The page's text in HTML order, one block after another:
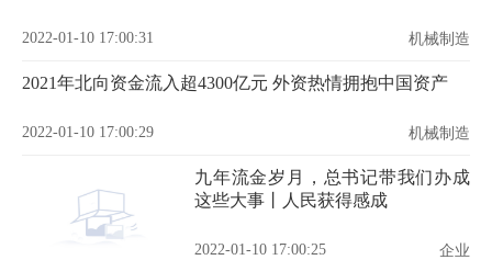
2022-01-10 17:00:31 机械制造
2021年北向资金流入超4300亿元 外资热情拥抱中国资产
2022-01-10 17:00:29 机械制造
九年流金岁月，总书记带我们办成
这些大事丨人民获得感成
2022-01-10 17:00:25 企业